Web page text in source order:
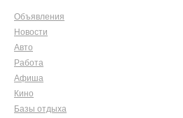
Объявления
Новости
Авто
Работа
Афиша
Кино
Базы отдыха